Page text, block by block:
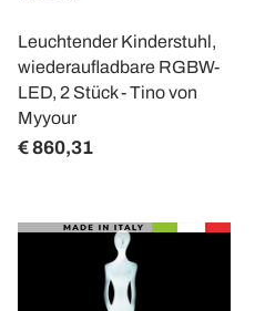
Leuchtender Kinderstuhl,
wiederaufladbare RGBW-
LED, 2 Stück - Tino von
Myyour
€ 860,31